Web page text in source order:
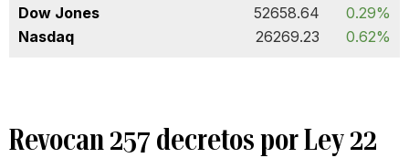
Dow Jones
52658.64
0.29%
Nasdaq
26269.23 0.62%
Revocan 257 decretos por Ley 22